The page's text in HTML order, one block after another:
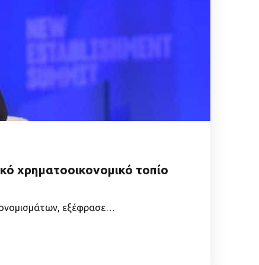
χρηματοοικονομικό τοπίο
εξέφρασε…